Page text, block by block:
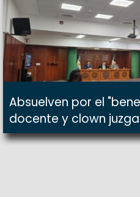
Absuelven por el
docente y clown